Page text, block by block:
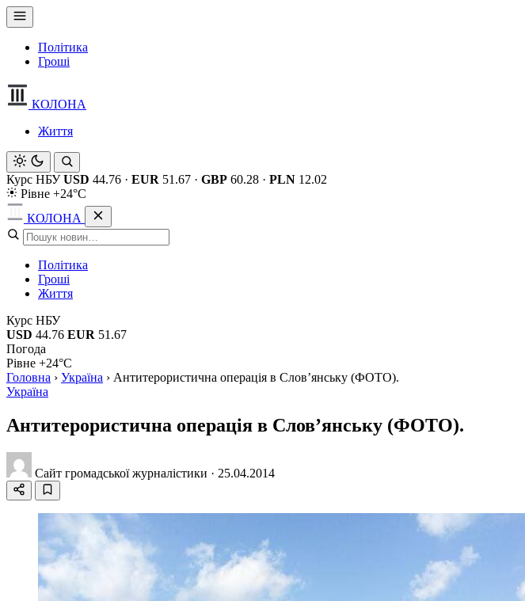
Політика
Гроші
КОЛОНА
Життя
Курс НБУ USD 44.76 · EUR 51.67 · GBP 60.28 · PLN 12.02
Рівне +24°C
КОЛОНА
Політика
Гроші
Життя
Курс НБУ
USD 44.76 EUR 51.67
Погода
Рівне +24°C
Головна › Україна › Антитерористична операція в Слов’янську (ФОТО).
Україна
Антитерористична операція в Слов’янську (ФОТО).
Сайт громадської журналістики · 25.04.2014